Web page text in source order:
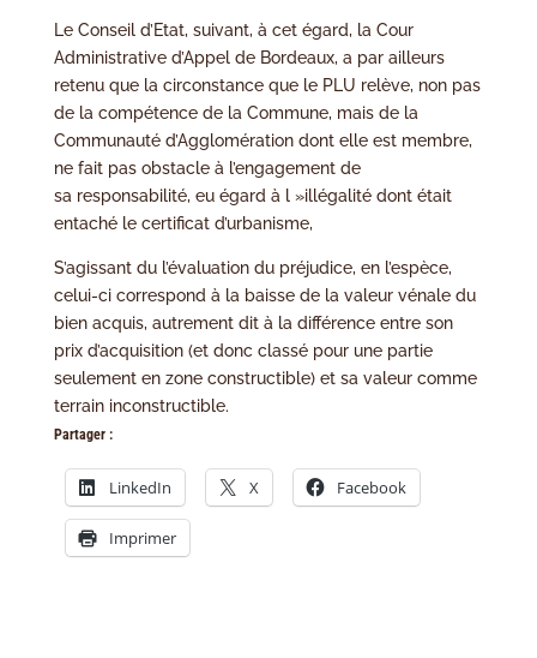
Le Conseil d’Etat, suivant, à cet égard, la Cour
Administrative d’Appel de Bordeaux, a par ailleurs
retenu que la circonstance que le PLU relève, non pas
de la compétence de la Commune, mais de la
Communauté d’Agglomération dont elle est membre,
ne fait pas obstacle à l’engagement de
sa responsabilité, eu égard à l »illégalité dont était
entaché le certificat d’urbanisme,
S’agissant du l’évaluation du préjudice, en l’espèce,
celui-ci correspond à la baisse de la valeur vénale du
bien acquis, autrement dit à la différence entre son
prix d’acquisition (et donc classé pour une partie
seulement en zone constructible) et sa valeur comme
terrain inconstructible.
Partager :
LinkedIn X Facebook
Imprimer